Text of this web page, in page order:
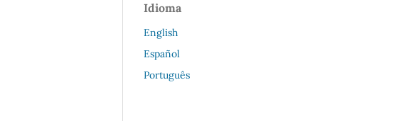
Idioma
English
Español
Português